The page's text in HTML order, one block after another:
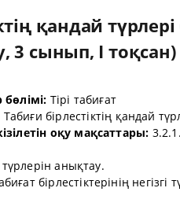
қандай
3 сынып, I тоқсан)
Тірі табиғат
Табиғи бірлестіктің қандай
оқу мақсаттары:
анықтау.
бірлестіктерінің